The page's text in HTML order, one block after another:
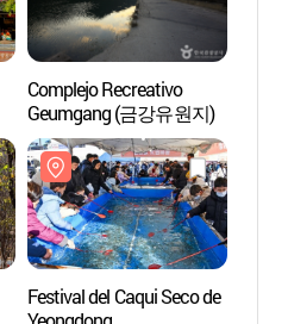
Complejo Recreativo
Geumgang (금강유원지)
Festival del Caqui Seco de